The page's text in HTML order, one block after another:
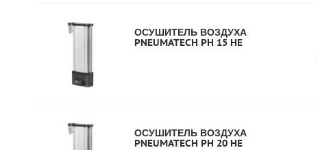
ОСУШИТЕЛЬ ВОЗДУХА
PNEUMATECH PH 15 HE
ОСУШИТЕЛЬ ВОЗДУХА
PNEUMATECH PH 20 HE